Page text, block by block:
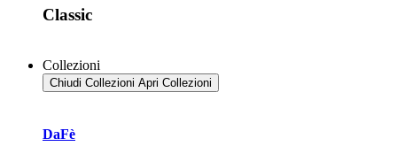
Classic
Collezioni
Chiudi Collezioni Apri Collezioni
DaFè